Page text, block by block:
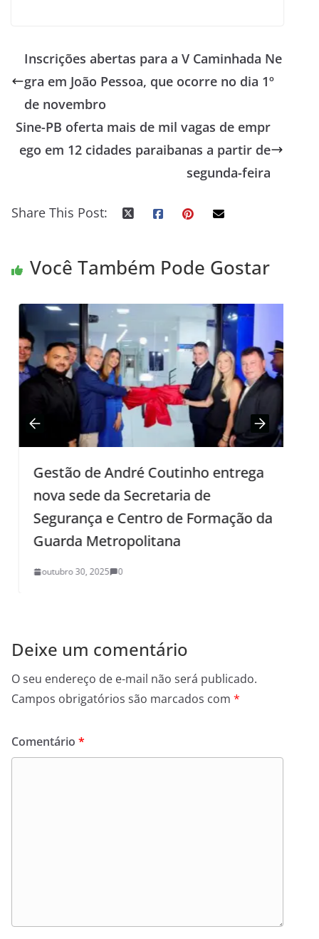
Inscrições abertas para a V Caminhada Ne
gra em João Pessoa, que ocorre no dia 1º
de novembro
Sine-PB oferta mais de mil vagas de empr
ego em 12 cidades paraibanas a partir de
segunda-feira
Share This Post:
Você Também Pode Gostar
Gestão de André Coutinho entrega
nova sede da Secretaria de
Segurança e Centro de Formação da
Guarda Metropolitana
outubro 30, 2025 0
Deixe um comentário
O seu endereço de e-mail não será publicado.
Campos obrigatórios são marcados com *
Comentário *